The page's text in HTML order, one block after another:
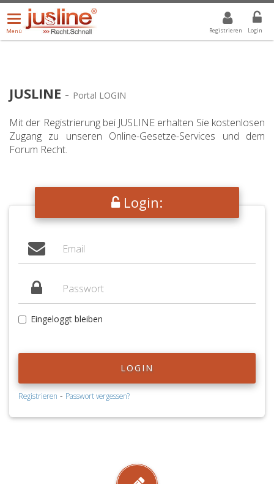
Registrieren Login
Menü
öffnen/schließen
Menü
ALLE DROPDOWN: GEWÄHLTER WERT IST ALLE
JUSLINE - Portal LOGIN
Mit der Registrierung bei JUSLINE erhalten Sie kostenlosen
Zugang zu unseren Online-Gesetze-Services und dem
Forum Recht.
Login:
Eingeloggt bleiben
LOGIN
Registrieren - Passwort vergessen?